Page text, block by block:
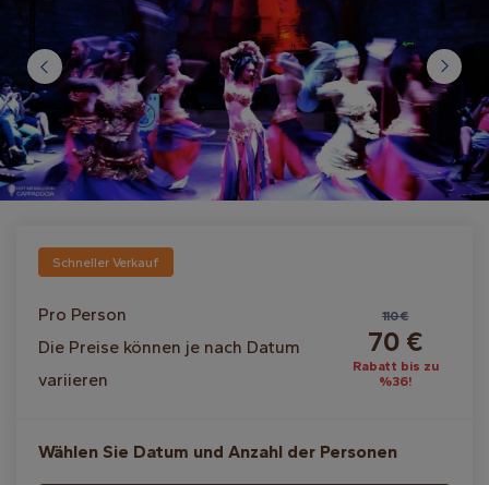
Schneller Verkauf
Pro Person
Die Preise können je nach Datum
variieren
110 €
70 €
Rabatt bis zu
%36!
Wählen Sie Datum und Anzahl der Personen